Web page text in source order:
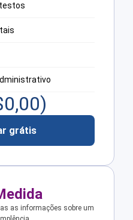
0,00)
grátis
as informações sobre um